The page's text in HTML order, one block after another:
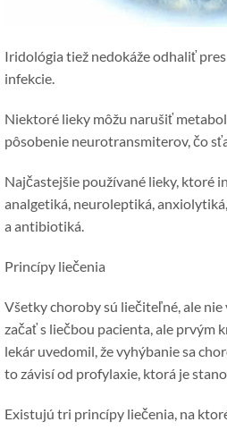
Iridológia tiež nedokáže odhaliť
infekcie.
Niektoré lieky môžu narušiť
pôsobenie neurotransmiterov, čo
Najčastejšie používané lieky, ktoré
analgetiká, neuroleptiká,
a antibiotiká.
Princípy liečenia
Všetky choroby sú liečiteľné, ale nie
začať s liečbou pacienta, ale prvým
lekár uvedomil, že vyhýbanie sa
to závisí od profylaxie, ktorá je
Existujú tri princípy liečenia, na